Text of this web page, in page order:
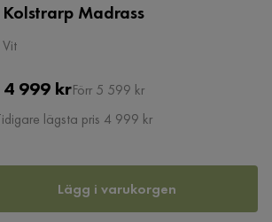
Kolstrarp Madrass
Vit
Pris
4 999 krOriginal
Pris
Förr 5 599 kr
lägsta pris 4 999 kr
Lägg i varukorgen